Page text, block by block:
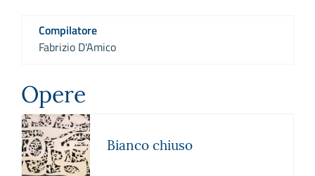
Compilatore
Fabrizio D'Amico
Opere
Bianco chiuso